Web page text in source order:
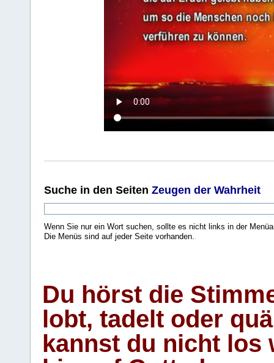
Suche in den Seiten Zeugen der Wahrheit
Wenn Sie nur ein Wort suchen, sollte es nicht links in der
Die Menüs sind auf jeder Seite vorhanden..
Du hörst die
lobt, tadelt oder
kannst du nicht los